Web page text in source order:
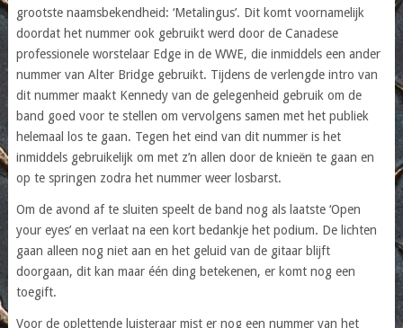
grootste naamsbekendheid: ‘Metalingus’. Dit komt voornamelijk
doordat het nummer ook gebruikt werd door de Canadese
professionele worstelaar Edge in de WWE, die inmiddels een ander
nummer van Alter Bridge gebruikt. Tijdens de verlengde intro van
dit nummer maakt Kennedy van de gelegenheid gebruik om de
band goed voor te stellen om vervolgens samen met het publiek
helemaal los te gaan. Tegen het eind van dit nummer is het
inmiddels gebruikelijk om met z’n allen door de knieën te gaan en
op te springen zodra het nummer weer losbarst.
Om de avond af te sluiten speelt de band nog als laatste ‘Open
your eyes’ en verlaat na een kort bedankje het podium. De lichten
gaan alleen nog niet aan en het geluid van de gitaar blijft
doorgaan, dit kan maar één ding betekenen, er komt nog een
toegift.
Voor de oplettende luisteraar mist er nog een nummer van het